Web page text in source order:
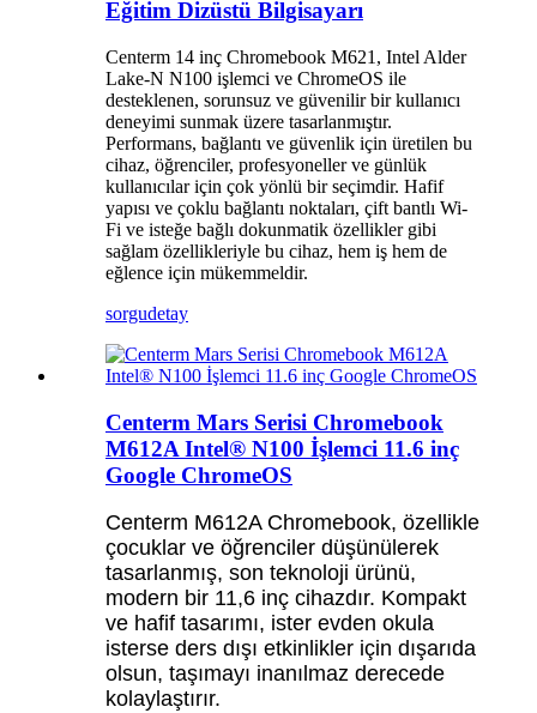
Eğitim Dizüstü Bilgisayarı
Centerm 14 inç Chromebook M621, Intel Alder
Lake-N N100 işlemci ve ChromeOS ile
desteklenen, sorunsuz ve güvenilir bir kullanıcı
deneyimi sunmak üzere tasarlanmıştır.
Performans, bağlantı ve güvenlik için üretilen bu
cihaz, öğrenciler, profesyoneller ve günlük
kullanıcılar için çok yönlü bir seçimdir. Hafif
yapısı ve çoklu bağlantı noktaları, çift bantlı Wi-
Fi ve isteğe bağlı dokunmatik özellikler gibi
sağlam özellikleriyle bu cihaz, hem iş hem de
eğlence için mükemmeldir.
sorgudetay
Centerm Mars Serisi Chromebook
M612A Intel® N100 İşlemci 11.6 inç
Google ChromeOS
Centerm M612A Chromebook, özellikle
çocuklar ve öğrenciler düşünülerek
tasarlanmış, son teknoloji ürünü,
modern bir 11,6 inç cihazdır. Kompakt
ve hafif tasarımı, ister evden okula
isterse ders dışı etkinlikler için dışarıda
olsun, taşımayı inanılmaz derecede
kolaylaştırır.